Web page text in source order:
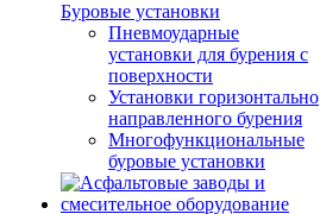
Буровые установки
Пневмоударные
установки для бурения с
поверхности
Установки горизонтально
направленного бурения
Многофункциональные
буровые установки